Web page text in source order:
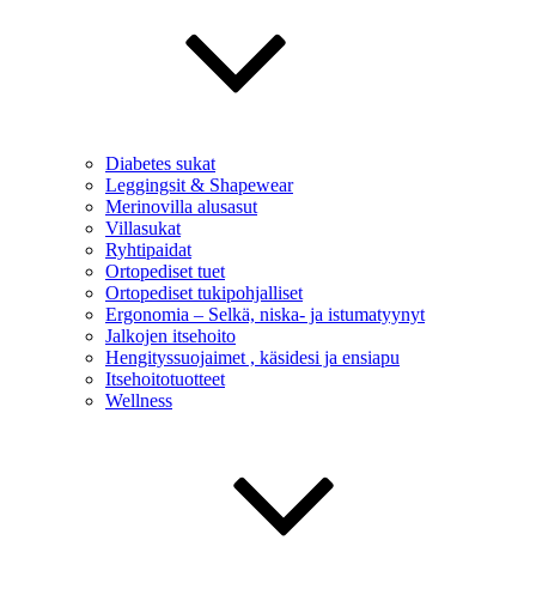
Diabetes sukat
Leggingsit & Shapewear
Merinovilla alusasut
Villasukat
Ryhtipaidat
Ortopediset tuet
Ortopediset tukipohjalliset
Ergonomia – Selkä, niska- ja istumatyynyt
Jalkojen itsehoito
Hengityssuojaimet , käsidesi ja ensiapu
Itsehoitotuotteet
Wellness